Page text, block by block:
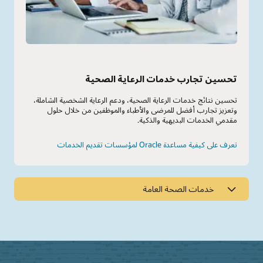
تحسين تجارب خدمات الرعاية الصحية
تحسين نتائج خدمات الرعاية الصحية، ودعم الرعاية الشخصية الشاملة،
وتعزيز تجارب أفضل للمرضى والأطباء والموظفين من خلال حلول
مقدمي الخدمات البديهية والذكية.
تعرف على كيفية مساعدة Oracle لمؤسسات تقديم الخدمات
خدمات الصحة العامة